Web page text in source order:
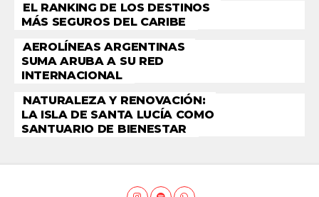
EL RANKING DE LOS DESTINOS
MÁS SEGUROS DEL CARIBE
AEROLÍNEAS ARGENTINAS
SUMA ARUBA A SU RED
INTERNACIONAL
NATURALEZA Y RENOVACIÓN:
LA ISLA DE SANTA LUCÍA COMO
SANTUARIO DE BIENESTAR